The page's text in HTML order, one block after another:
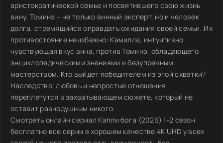
аристократической семье и посвятившего свою жизнь
вину. Томинэ – не только винный эксперт, но и человек
долга, стремящийся оправдать ожидания своей семьи. Их
противостояние неизбежно: Камилла, интуитивно
чувствующая вкус вина, против Томинэ, обладающего
энциклопедическими знаниями и безупречным
мастерством. Кто выйдет победителем из этой схватки?
Наследство, любовь и непростые отношения
переплетутся в захватывающем сюжете, который не
оставит равнодушным никого.
Смотреть онлайн сериал Капли бога (2026) 1-2 сезон
бесплатно все серии в хорошем качестве 4K UHD у всех